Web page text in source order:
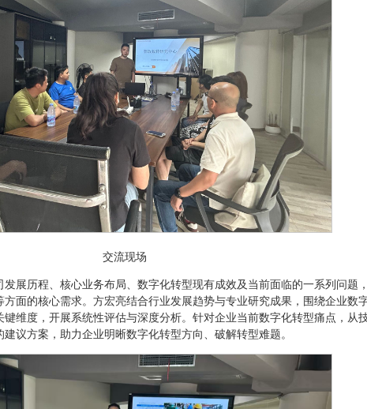
交流现场
展历程、核心业务布局、数字化转型现有成效及当前面临的一系列问题
面的核心需求。方宏亮结合行业发展趋势与专业研究成果，围绕企业数
维度，开展系统性评估与深度分析。针对企业当前数字化转型痛点，从
议方案，助力企业明晰数字化转型方向、破解转型难题。